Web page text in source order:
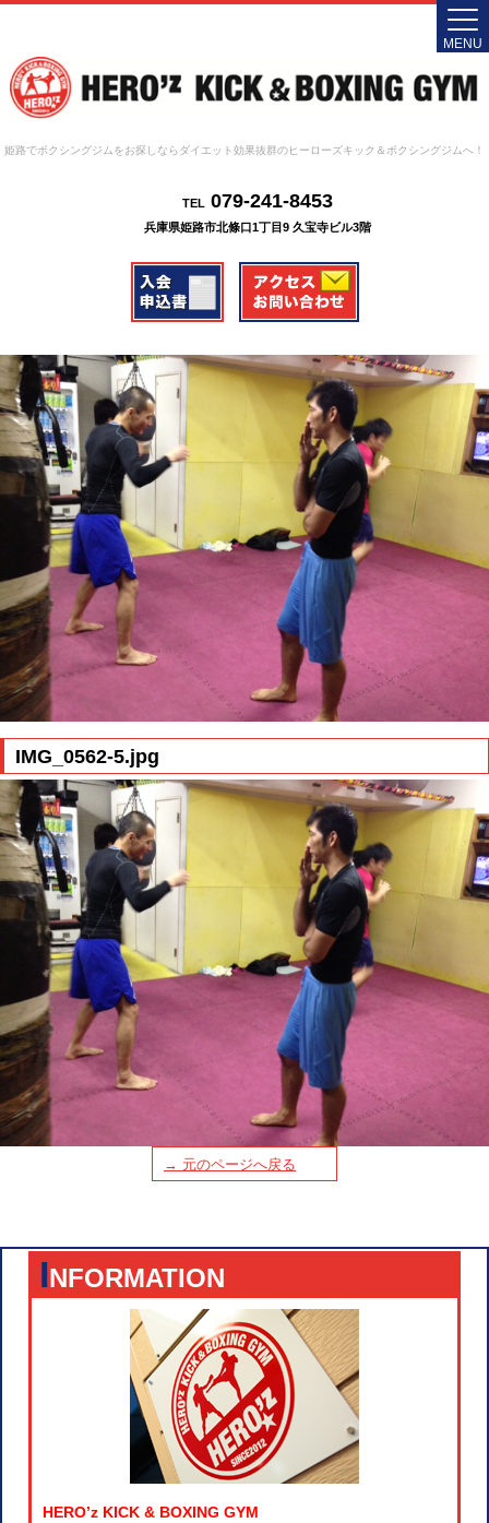
姫路でボクシングジムをお探しならダイエット効果抜群のヒーローズキック＆ボクシングジムへ！
TEL079-241-8453
兵庫県姫路市北條口1丁目9 久宝寺ビル3階
MENU
IMG_0562-5.jpg
→ 元のページへ戻る
INFORMATION
HERO’z KICK & BOXING GYM